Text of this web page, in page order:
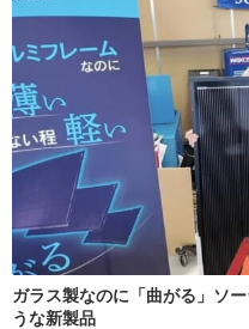
ガラス製なのに「曲がる」ソ
うな新製品